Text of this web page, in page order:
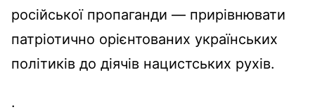
російської пропаганди — прирівнювати
патріотично орієнтованих українських
політиків до діячів нацистських рухів.
.